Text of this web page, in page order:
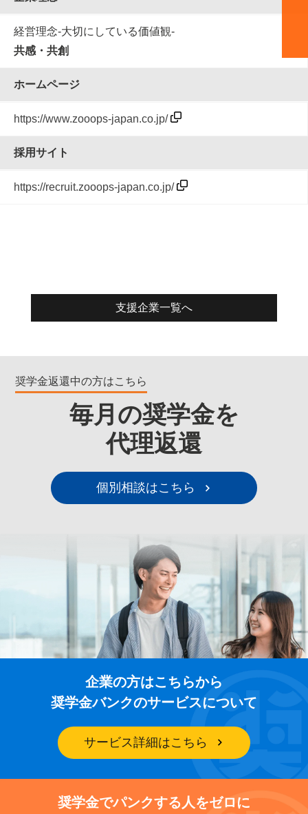
経営理念-大切にしている価値観-
共感・共創
ホームページ
https://www.zooops-japan.co.jp/
採用サイト
https://recruit.zooops-japan.co.jp/
支援企業一覧へ
奨学金返還中の方はこちら
毎月の奨学金を
代理返還
個別相談はこちら
企業の方はこちらから
奨学金バンクのサービスについて
サービス詳細はこちら
奨学金でパンクする人をゼロに